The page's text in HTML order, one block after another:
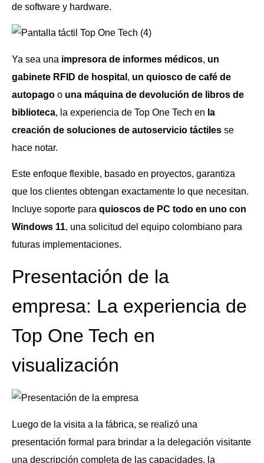
de software y hardware.
Ya sea una impresora de informes médicos, un
gabinete RFID de hospital , un quiosco de café de
autopago o una máquina de devolución de libros de
biblioteca, la experiencia de Top One Tech en la
creación de soluciones de autoservicio táctiles se
hace notar.
Este enfoque flexible, basado en proyectos, garantiza
que los clientes obtengan exactamente lo que necesitan.
Incluye soporte para quioscos de PC todo en uno con
Windows 11, una solicitud del equipo colombiano para
futuras implementaciones.
Presentación de la
empresa: La experiencia de
Top One Tech en
visualización
Luego de la visita a la fábrica, se realizó una
presentación formal para brindar a la delegación visitante
una descripción completa de las capacidades, la